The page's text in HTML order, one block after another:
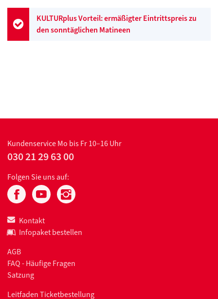
KULTURplus Vorteil: ermäßigter Eintrittspreis zu
den sonntäglichen Matineen
KundenserviceMo bis Fr 10–16 Uhr
030 21 29 63 00
Folgen Sie uns auf:
Kontakt
Infopaket bestellen
AGB
FAQ - Häufige Fragen
Satzung
Leitfaden Ticketbestellung